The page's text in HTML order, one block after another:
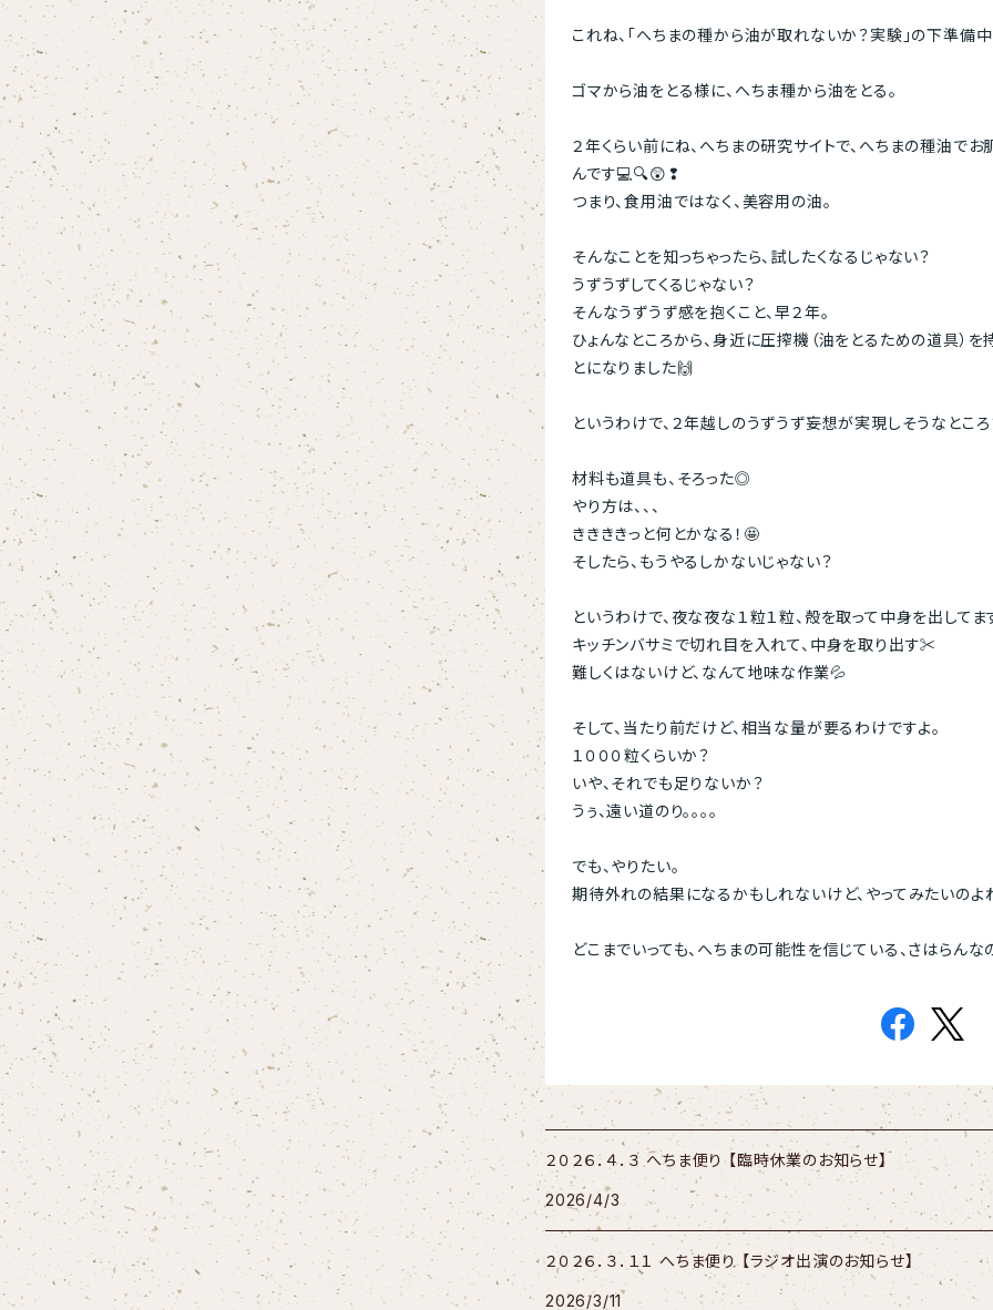
これね、「へちまの種から油が取れないか？実験」の下準備中
ゴマから油をとる様に、へちま種から油をとる。
２年くらい前にね、へちまの研究サイトで、へちまの種油で
んです💻🔍😲❢
つまり、食用油ではなく、美容用の油。
そんなことを知っちゃったら、試したくなるじゃない？
うずうずしてくるじゃない？
そんなうずうず感を抱くこと、早２年。
ひょんなところから、身近に圧搾機（油をとるための道具）
とになりました🙌
というわけで、２年越しのうずうず妄想が実現しそうなとこ
材料も道具も、そろった◎
やり方は、、、
ききききっと何とかなる！🤩
そしたら、もうやるしかないじゃない？
というわけで、夜な夜な１粒１粒、殻を取って中身を出してま
キッチンバサミで切れ目を入れて、中身を取り出す✂
難しくはないけど、なんて地味な作業💦
そして、当たり前だけど、相当な量が要るわけですよ。
１０００粒くらいか？
いや、それでも足りないか？
うぅ、遠い道のり。。。。
でも、やりたい。
期待外れの結果になるかもしれないけど、やってみたいのよ
どこまでいっても、へちまの可能性を信じている、さはらんな
２０２６．４．３ へちま便り 【臨時休業のお知らせ】
2026/4/3
２０２６．３．１１ へちま便り 【ラジオ出演のお知らせ】
2026/3/11